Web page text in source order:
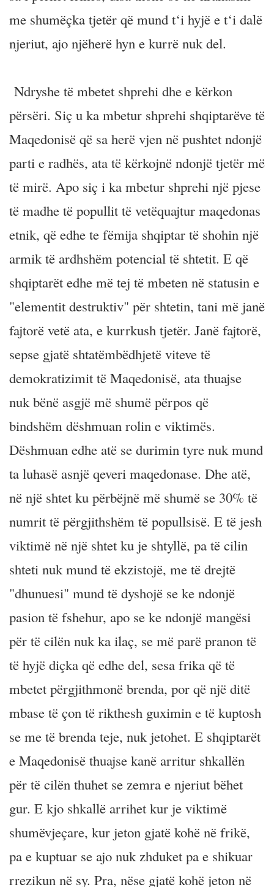
me shumëçka tjetër që mund t‘i hyjë e t‘i dalë
njeriut, ajo njëherë hyn e kurrë nuk del.
Ndryshe të mbetet shprehi dhe e kërkon
përsëri. Siç u ka mbetur shprehi shqiptarëve të
Maqedonisë që sa herë vjen në pushtet ndonjë
parti e radhës, ata të kërkojnë ndonjë tjetër më
të mirë. Apo siç i ka mbetur shprehi një pjese
të madhe të popullit të vetëquajtur maqedonas
etnik, që edhe te fëmija shqiptar të shohin një
armik të ardhshëm potencial të shtetit. E që
shqiptarët edhe më tej të mbeten në statusin e
"elementit destruktiv" për shtetin, tani më janë
fajtorë vetë ata, e kurrkush tjetër. Janë fajtorë,
sepse gjatë shtatëmbëdhjetë viteve të
demokratizimit të Maqedonisë, ata thuajse
nuk bënë asgjë më shumë përpos që
bindshëm dëshmuan rolin e viktimës.
Dëshmuan edhe atë se durimin tyre nuk mund
ta luhasë asnjë qeveri maqedonase. Dhe atë,
në një shtet ku përbëjnë më shumë se 30% të
numrit të përgjithshëm të popullsisë. E të jesh
viktimë në një shtet ku je shtyllë, pa të cilin
shteti nuk mund të ekzistojë, me të drejtë
"dhunuesi" mund të dyshojë se ke ndonjë
pasion të fshehur, apo se ke ndonjë mangësi
për të cilën nuk ka ilaç, se më parë pranon të
të hyjë diçka që edhe del, sesa frika që të
mbetet përgjithmonë brenda, por që një ditë
mbase të çon të rikthesh guximin e të kuptosh
se me të brenda teje, nuk jetohet. E shqiptarët
e Maqedonisë thuajse kanë arritur shkallën
për të cilën thuhet se zemra e njeriut bëhet
gur. E kjo shkallë arrihet kur je viktimë
shumëvjeçare, kur jeton gjatë kohë në frikë,
pa e kuptuar se ajo nuk zhduket pa e shikuar
rrezikun në sy. Pra, nëse gjatë kohë jeton në